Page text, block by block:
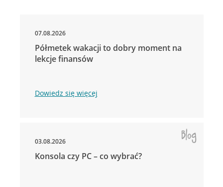
07.08.2026
Półmetek wakacji to dobry moment na
lekcje finansów
Dowiedz się więcej
03.08.2026
Konsola czy PC – co wybrać?